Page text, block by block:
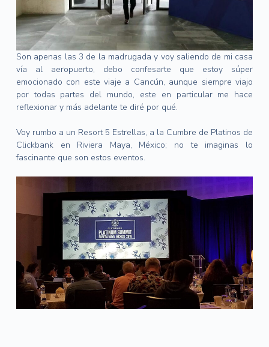
Son apenas las 3 de la madrugada y voy saliendo de mi casa
vía al aeropuerto, debo confesarte que estoy súper
emocionado con este viaje a Cancún, aunque siempre viajo
por todas partes del mundo, este en particular me hace
reflexionar y más adelante te diré por qué.
Voy rumbo a un Resort 5 Estrellas, a la Cumbre de Platinos de
Clickbank en Riviera Maya, México; no te imaginas lo
fascinante que son estos eventos.